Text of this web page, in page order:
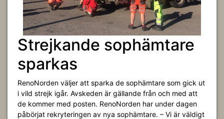
Strejkande sophämtare
sparkas
RenoNorden väljer att sparka de sophämtare som gick ut
i vild strejk igår. Avskeden är gällande från och med att
de kommer med posten. RenoNorden har under dagen
påbörjat rekryteringen av nya sophämtare. – Vi är väldigt